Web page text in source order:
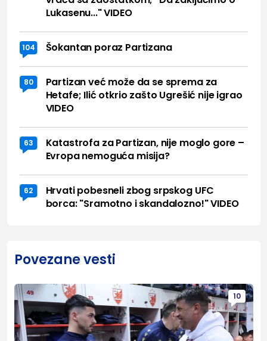
Lukasenu..." VIDEO
104 Šokantan poraz Partizana
80
Partizan već može da se sprema za
Hetafe; Ilić otkrio zašto Ugrešić nije igrao
VIDEO
63
Katastrofa za Partizan, nije moglo gore –
Evropa nemoguća misija?
62
Hrvati pobesneli zbog srpskog UFC
borca: "Sramotno i skandalozno!" VIDEO
Povezane vesti
10